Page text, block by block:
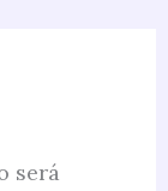
será